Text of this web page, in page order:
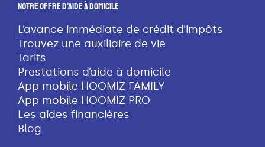
Notre Offre D’aide À Domicile
L’avance immédiate de crédit d’impôts
Trouvez une auxiliaire de vie
Tarifs
Prestations d’aide à domicile
App mobile HOOMIZ FAMILY
App mobile HOOMIZ PRO
Les aides financières
Blog